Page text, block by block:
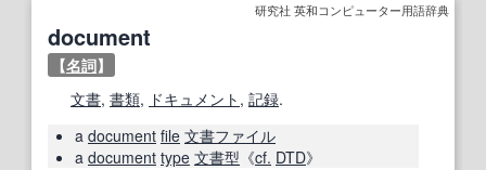
研究社 英和コンピューター用語辞典
document
【名詞】
文書, 書類, ドキュメント , 記録.
a document file 文書ファイル
a document type 文書型 《cf. DTD》